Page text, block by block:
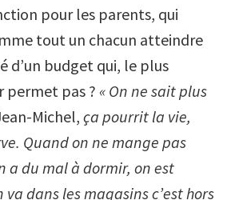
pour les parents, qui
tout un chacun atteindre
d’un budget qui, le plus
permet pas ? « On ne sait plus
Michel, ça pourrit la vie,
Quand on ne mange pas
a du mal à dormir, on est
dans les magasins c’est hors